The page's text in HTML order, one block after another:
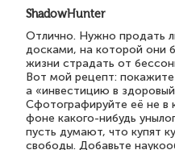
ShadowHunter
Отлично. Нужно продать
досками, на которой они
жизни страдать от
Вот мой рецепт:
а «инвестицию в
Сфотографируйте её не в
фоне какого-нибудь
пусть думают, что купят
свободы. Добавьте